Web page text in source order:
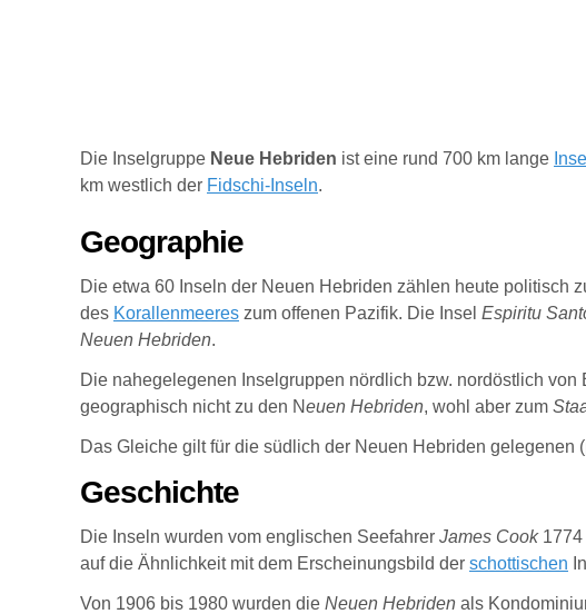
Die Inselgruppe Neue Hebriden ist eine rund 700 km lange
km westlich der Fidschi-Inseln.
Geographie
Die etwa 60 Inseln der Neuen Hebriden zählen heute politisch
des Korallenmeeres zum offenen Pazifik. Die Insel Espiritu
Neuen Hebriden.
Die nahegelegenen Inselgruppen nördlich bzw. nordöstlich von
geographisch nicht zu den Neuen Hebriden, wohl aber zum
Das Gleiche gilt für die südlich der Neuen Hebriden gelegenen
Geschichte
Die Inseln wurden vom englischen Seefahrer James Cook
auf die Ähnlichkeit mit dem Erscheinungsbild der schottischen
Von 1906 bis 1980 wurden die Neuen Hebriden als